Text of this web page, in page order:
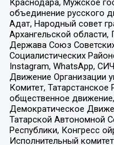
Краснодара, Мужское
объединение русского
Адат, Народный совет
Архангельской
Держава Союз
Социалистических
Instagram, WhatsApp,
Движение Организации
Комитет, Татарстанское
общественное
Демократическое
Татарской Автономной
Республики, Конгресс
Исполнительный